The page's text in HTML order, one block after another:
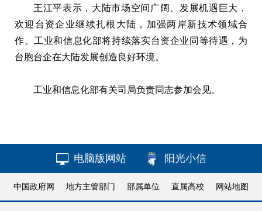
王江平表示，大陆市场空间广阔、发展机遇巨大，
欢迎台资企业继续扎根大陆，加强两岸新技术领域合
作。工业和信息化部将持续落实台资企业同等待遇，为
台胞台企在大陆发展创造良好环境。
工业和信息化部有关司局负责同志参加会见。
电脑版网站 阳光小信
中国政府网 地方主管部门 部属单位 直属高校 网站地图